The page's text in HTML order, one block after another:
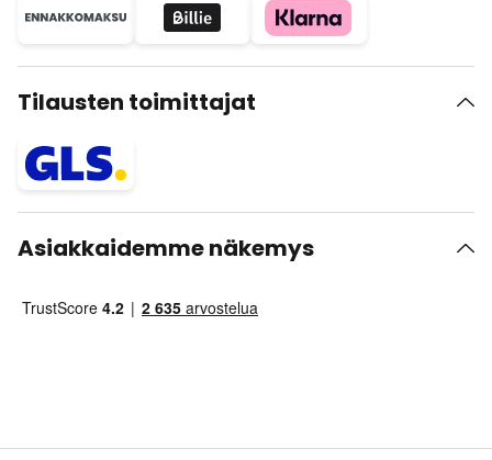
Tilausten toimittajat
Asiakkaidemme näkemys